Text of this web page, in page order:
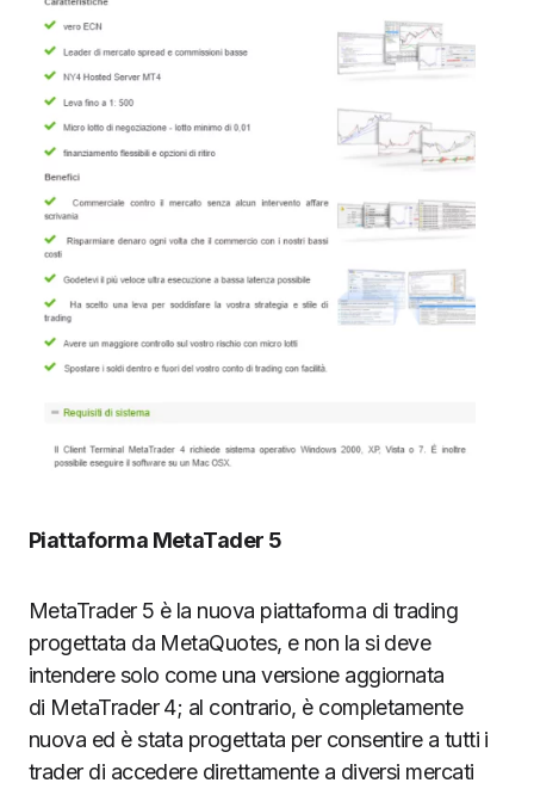
Piattaforma MetaTader 5
MetaTrader 5 è la nuova piattaforma di trading
progettata da MetaQuotes, e non la si deve
intendere solo come una versione aggiornata
di MetaTrader 4; al contrario, è completamente
nuova ed è stata progettata per consentire a tutti i
trader di accedere direttamente a diversi mercati